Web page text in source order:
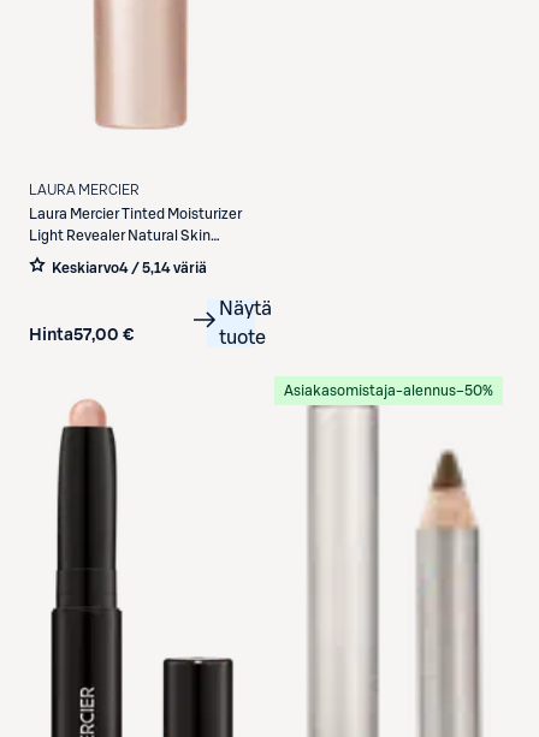
LAURA MERCIER
Laura MercierTinted Moisturizer
Light Revealer Natural Skin
Illuminator SPF 25 heleyttäjä 50
Keskiarvo4 / 5,14 väriä
Hinta57,00 €
Näytä
tuote
Asiakasomistaja-alennus−50%